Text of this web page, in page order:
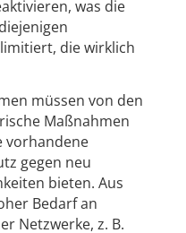
was die
die wirklich
müssen von den
Maßnahmen
vorhandene
gegen neu
bieten. Aus
Bedarf an
Netzwerke, z. B.